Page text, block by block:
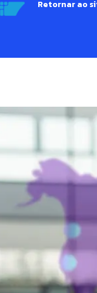
Retornar ao